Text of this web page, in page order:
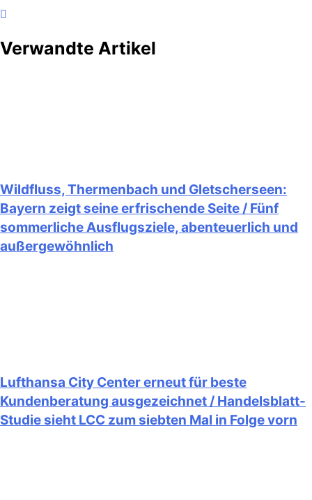
Verwandte Artikel
Wildfluss, Thermenbach und Gletscherseen:
Bayern zeigt seine erfrischende Seite / Fünf
sommerliche Ausflugsziele, abenteuerlich und
außergewöhnlich
Lufthansa City Center erneut für beste
Kundenberatung ausgezeichnet / Handelsblatt-
Studie sieht LCC zum siebten Mal in Folge vorn